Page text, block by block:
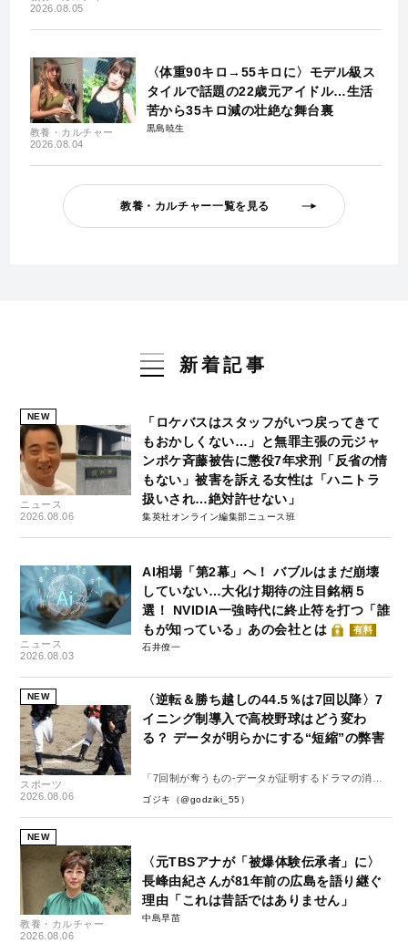
2026.08.05
教養・カルチャー
2026.08.04
〈体重90キロ→55キロに〉モデル級ス
タイルで話題の22歳元アイドル…生活
苦から35キロ減の壮絶な舞台裏
黒島暁生
教養・カルチャー一覧を見る
新着記事
NEW
ニュース
2026.08.06
「ロケバスはスタッフがいつ戻ってきて
もおかしくない…」と無罪主張の元ジャ
ンポケ斉藤被告に懲役7年求刑「反省の情
もない」被害を訴える女性は「ハニトラ
扱いされ…絶対許せない」
集英社オンライン編集部ニュース班
ニュース
2026.08.03
AI相場「第2幕」へ！ バブルはまだ崩壊
していない…大化け期待の注目銘柄５
選！ NVIDIA一強時代に終止符を打つ「誰
もが知っている」あの会社とは
有料
石井僚一
NEW
スポーツ
2026.08.06
〈逆転＆勝ち越しの44.5％は7回以降〉7
イニング制導入で高校野球はどう変わ
る？ データが明らかにする“短縮”の弊害
「7回制が奪うもの-データが証明するドラマの消
失-」
ゴジキ（@godziki_55）
NEW
教養・カルチャー
2026.08.06
〈元TBSアナが「被爆体験伝承者」に〉
長峰由紀さんが81年前の広島を語り継ぐ
理由「これは昔話ではありません」
中島早苗